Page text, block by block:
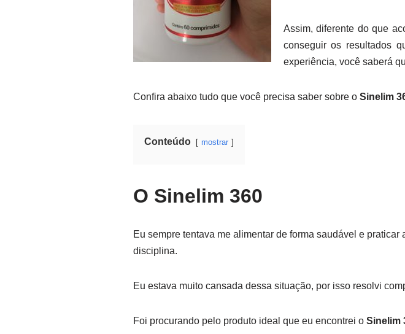
Assim, diferente do que
conseguir os resultados
experiência, você saberá
Confira abaixo tudo que você precisa saber sobre o Sinelim
Conteúdo mostrar
O Sinelim 360
Eu sempre tentava me alimentar de forma saudável e
disciplina.
Eu estava muito cansada dessa situação, por isso resolvi
Foi procurando pelo produto ideal que eu encontrei o Sinelim